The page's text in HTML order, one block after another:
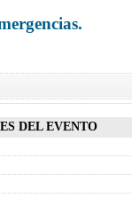
DEL EVENTO